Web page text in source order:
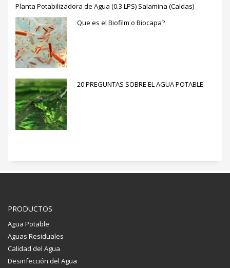
Planta Potabilizadora de Agua (0.3 LPS) Salamina (Caldas)
Que es el Biofilm o Biocapa?
20 PREGUNTAS SOBRE EL AGUA POTABLE
PRODUCTOS
Agua Potable
Aguas Residuales
Calidad del Agua
Desinfección del Agua